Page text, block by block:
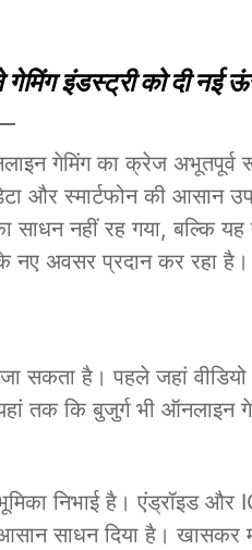
इंडस्ट्री को दी नई
गेमिंग का क्रेज अभूतपूर्व
और स्मार्टफोन की आसान
साधन नहीं रह गया, बल्कि
नए अवसर प्रदान कर रहा है।
सकता है। पहले जहां
तक कि बुजुर्ग भी ऑनलाइन
निभाई है। एंड्रॉइड और
साधन दिया है। खासकर